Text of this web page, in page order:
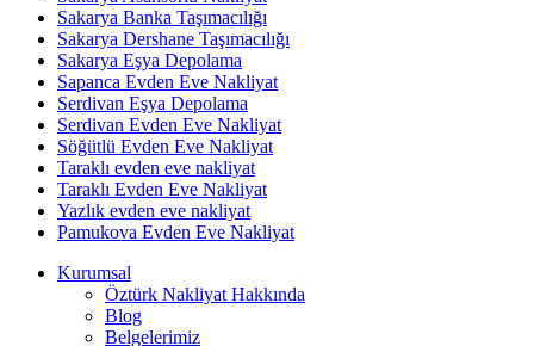
Sakarya Banka Taşımacılığı
Sakarya Dershane Taşımacılığı
Sakarya Eşya Depolama
Sapanca Evden Eve Nakliyat
Serdivan Eşya Depolama
Serdivan Evden Eve Nakliyat
Söğütlü Evden Eve Nakliyat
Taraklı evden eve nakliyat
Taraklı Evden Eve Nakliyat
Yazlık evden eve nakliyat
Pamukova Evden Eve Nakliyat
Kurumsal
Öztürk Nakliyat Hakkında
Blog
Belgelerimiz